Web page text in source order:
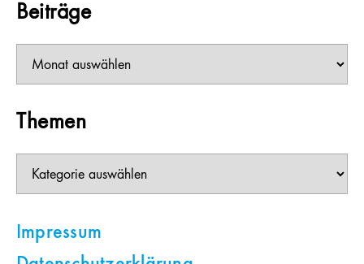
Beiträge
Themen
Impressum